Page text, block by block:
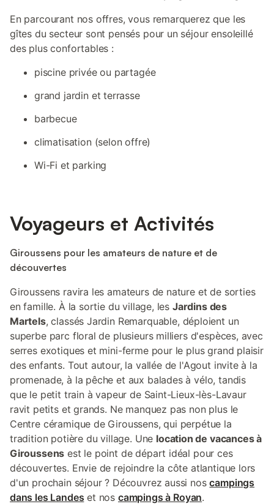
En parcourant nos offres, vous remarquerez que les
gîtes du secteur sont pensés pour un séjour ensoleillé
des plus confortables :
piscine privée ou partagée
grand jardin et terrasse
barbecue
climatisation (selon offre)
Wi-Fi et parking
Voyageurs et Activités
Giroussens pour les amateurs de nature et de
découvertes
Giroussens ravira les amateurs de nature et de sorties
en famille. À la sortie du village, les Jardins des
Martels, classés Jardin Remarquable, déploient un
superbe parc floral de plusieurs milliers d'espèces, avec
serres exotiques et mini-ferme pour le plus grand plaisir
des enfants. Tout autour, la vallée de l'Agout invite à la
promenade, à la pêche et aux balades à vélo, tandis
que le petit train à vapeur de Saint-Lieux-lès-Lavaur
ravit petits et grands. Ne manquez pas non plus le
Centre céramique de Giroussens, qui perpétue la
tradition potière du village. Une location de vacances à
Giroussens est le point de départ idéal pour ces
découvertes. Envie de rejoindre la côte atlantique lors
d'un prochain séjour ? Découvrez aussi noscampings
dans les Landes et nos campings à Royan.